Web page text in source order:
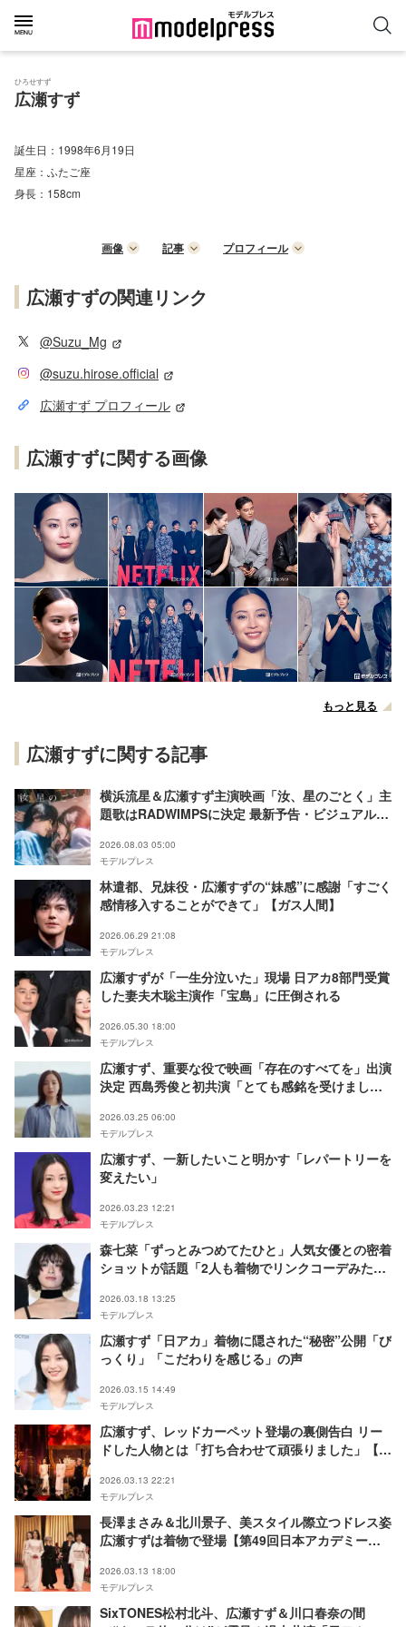
ひろせすず
広瀬すず
誕生日： 1998年6月19日
星座： ふたご座
身長： 158cm
画像 記事 プロフィール
広瀬すずの関連リンク
@Suzu_Mg
@suzu.hirose.official
広瀬すず プロフィール
広瀬すずに関する画像
もっと見る
広瀬すずに関する記事
横浜流星＆広瀬すず主演映画「汝、星のごとく」主
題歌はRADWIMPSに決定 最新予告・ビジュアル解
2026.08.03 05:00
モデルプレス
林遣都、兄妹役・広瀬すずの“妹感”に感謝「すごく
感情移入することができて」【ガス人間】
2026.06.29 21:08
モデルプレス
広瀬すずが「一生分泣いた」現場 日アカ8部門受賞
した妻夫木聡主演作「宝島」に圧倒される
2026.05.30 18:00
モデルプレス
広瀬すず、重要な役で映画「存在のすべてを」出演
決定 西島秀俊と初共演「とても感銘を受けまし
2026.03.25 06:00
モデルプレス
広瀬すず、一新したいこと明かす「レパートリーを
変えたい」
2026.03.23 12:21
モデルプレス
森七菜「ずっとみつめてたひと」人気女優との密着
ショットが話題「2人も着物でリンクコーデみた
2026.03.18 13:25
モデルプレス
広瀬すず「日アカ」着物に隠された“秘密”公開「び
っくり」「こだわりを感じる」の声
2026.03.15 14:49
モデルプレス
広瀬すず、レッドカーペット登場の裏側告白 リー
ドした人物とは「打ち合わせて頑張りました」【第
2026.03.13 22:21
モデルプレス
長澤まさみ＆北川景子、美スタイル際立つドレス姿
広瀬すずは着物で登場【第49回日本アカデミー
2026.03.13 18:00
モデルプレス
SixTONES松村北斗、広瀬すず＆川口春奈の間